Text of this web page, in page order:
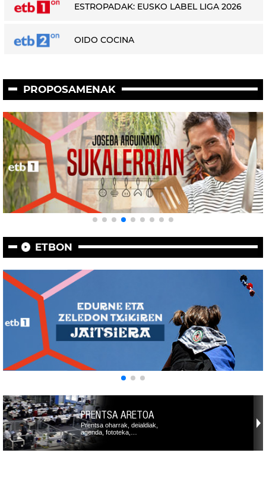
ESTROPADAK: EUSKO LABEL LIGA 2026
OIDO COCINA
PROPOSAMENAK
ETBON
PRENTSA ARETOA
Prentsa oharrak, deialdiak,
agenda, fototeka,…